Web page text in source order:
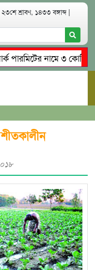
২৩শে শ্রাবণ, ১৪৩৩ বঙ্গাব্দ |
নামে ৩ কোটি ৬০
আলিম উদ্দিনের